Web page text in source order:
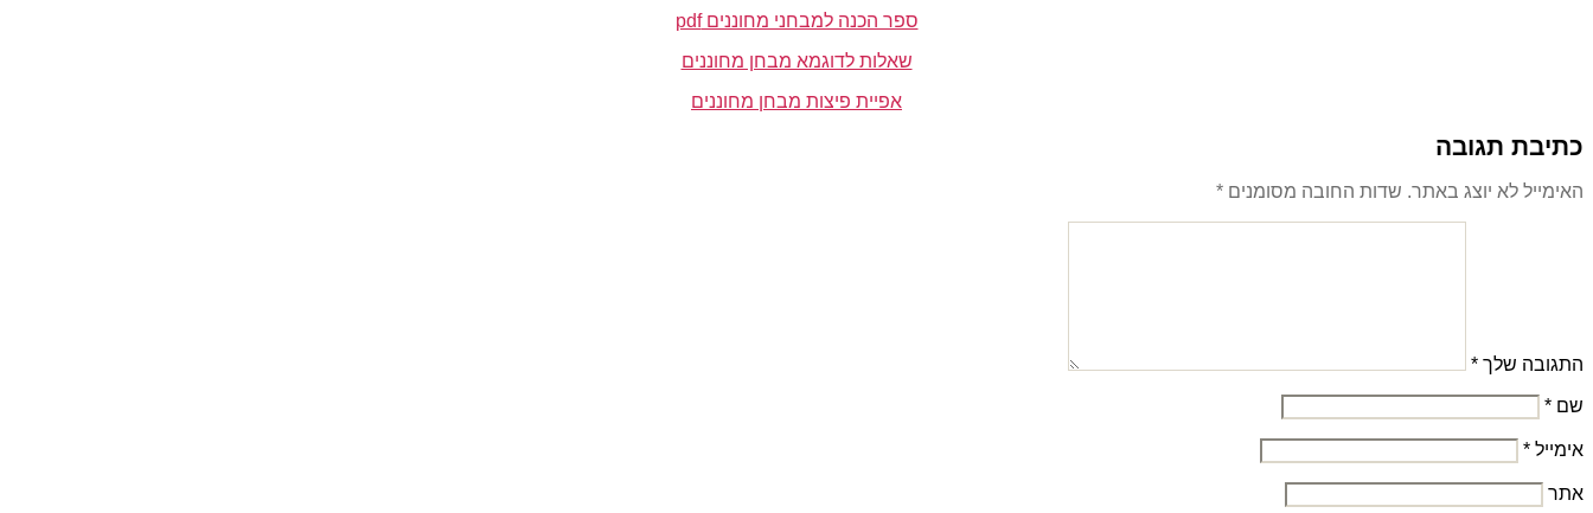
ספר הכנה למבחני מחוננים pdf
שאלות לדוגמא מבחן מחוננים
אפיית פיצות מבחן מחוננים
כתיבת תגובה
האימייל לא יוצג באתר. שדות החובה מסומנים *
התגובה שלך *
שם *
אימייל *
אתר